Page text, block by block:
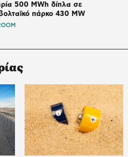
500 MWh δίπλα σε
πάρκο 430 MW